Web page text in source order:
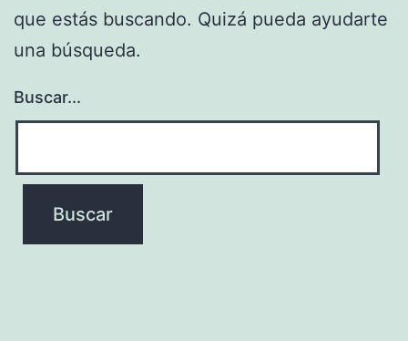
que estás buscando. Quizá pueda ayudarte
una búsqueda.
Buscar...